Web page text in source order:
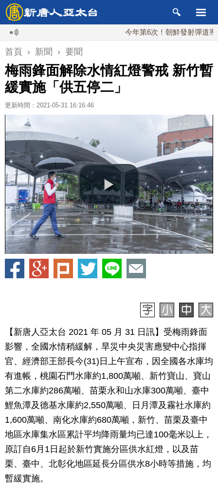
今年第6次！朝鮮發射彈道導彈 落日
首頁 › 新聞 › 要聞
梅雨鋒面解除水情紅燈警戒 新竹暫
緩實施「供五停二」
更新時間：2021-05-31 16:16:46
【新唐人亞太台 2021 年 05 月 31 日訊】受梅雨鋒面
影響，全國水情稍緩解，旱災中央災害應變中心指揮
官、經濟部王部長今(31)日上午宣布，因全國各水庫均
有進帳，桃園石門水庫約1,800萬噸、新竹寶山、寶山
第二水庫約286萬噸、苗栗永和山水庫300萬噸、臺中
鯉魚潭及德基水庫約2,550萬噸、日月潭及霧社水庫約
1,600萬噸、南化水庫約680萬噸，新竹、苗栗及臺中
地區水庫集水區累計平均降雨量均已達100毫米以上，
原訂自6月1日起於新竹實施分區供水紅燈，以及苗
栗、臺中、北彰化地區延長分區供水8小時等措施，均
暫緩實施。